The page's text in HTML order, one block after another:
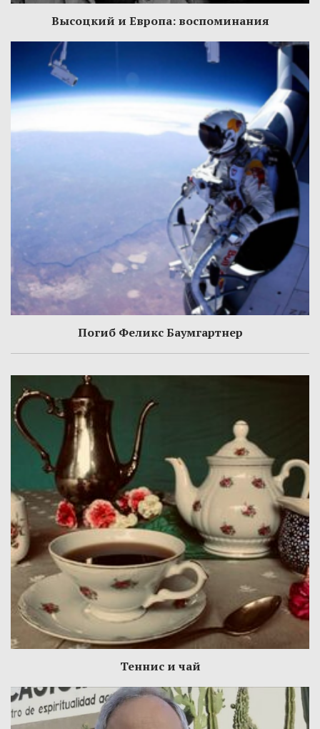
Высоцкий и Европа: воспоминания
Погиб Феликс Баумгартнер
Теннис и чай